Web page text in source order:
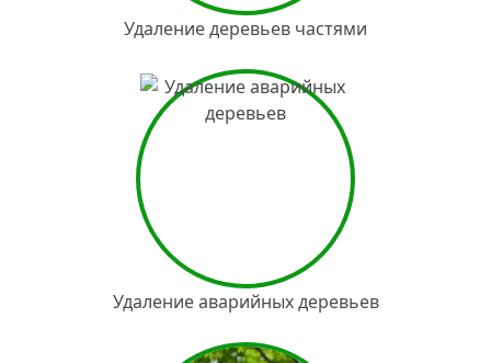
Удаление деревьев частями
Удаление аварийных деревьев